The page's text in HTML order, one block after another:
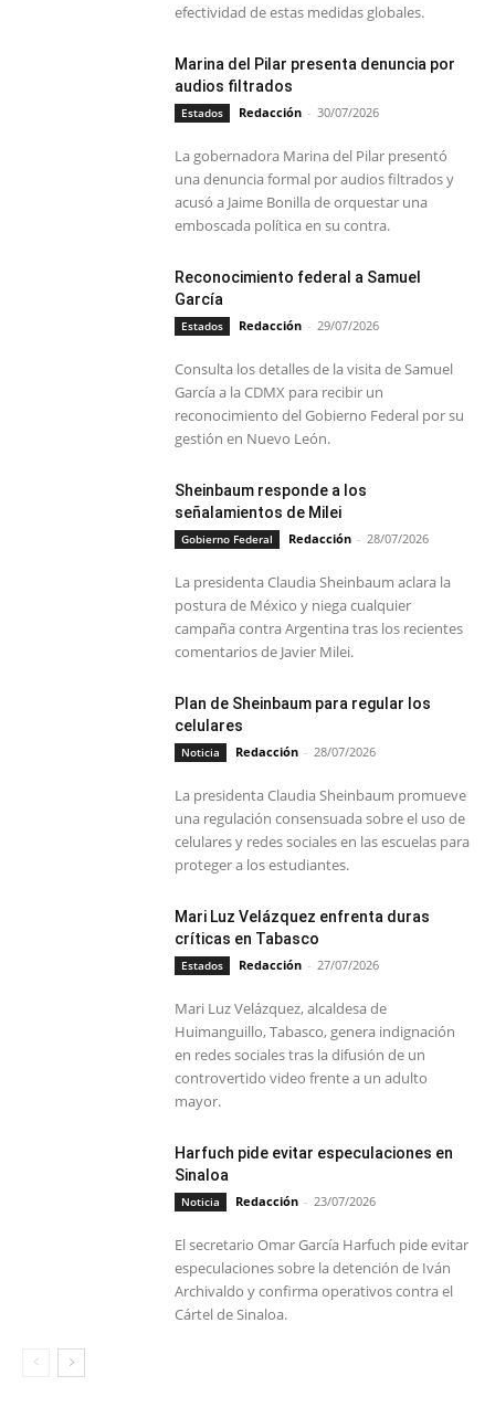
efectividad de estas medidas globales.
Marina del Pilar presenta denuncia por
audios filtrados
Estados Redacción - 30/07/2026
La gobernadora Marina del Pilar presentó
una denuncia formal por audios filtrados y
acusó a Jaime Bonilla de orquestar una
emboscada política en su contra.
Reconocimiento federal a Samuel
García
Estados Redacción - 29/07/2026
Consulta los detalles de la visita de Samuel
García a la CDMX para recibir un
reconocimiento del Gobierno Federal por su
gestión en Nuevo León.
Sheinbaum responde a los
señalamientos de Milei
Gobierno Federal Redacción - 28/07/2026
La presidenta Claudia Sheinbaum aclara la
postura de México y niega cualquier
campaña contra Argentina tras los recientes
comentarios de Javier Milei.
Plan de Sheinbaum para regular los
celulares
Noticia Redacción - 28/07/2026
La presidenta Claudia Sheinbaum promueve
una regulación consensuada sobre el uso de
celulares y redes sociales en las escuelas para
proteger a los estudiantes.
Mari Luz Velázquez enfrenta duras
críticas en Tabasco
Estados Redacción - 27/07/2026
Mari Luz Velázquez, alcaldesa de
Huimanguillo, Tabasco, genera indignación
en redes sociales tras la difusión de un
controvertido video frente a un adulto
mayor.
Harfuch pide evitar especulaciones en
Sinaloa
Noticia Redacción - 23/07/2026
El secretario Omar García Harfuch pide evitar
especulaciones sobre la detención de Iván
Archivaldo y confirma operativos contra el
Cártel de Sinaloa.